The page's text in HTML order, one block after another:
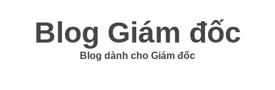
Blog Giám đốc
Blog dành cho Giám đốc